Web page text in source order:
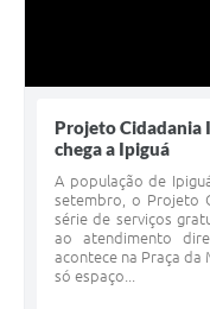
Projeto Cidadania
chega a Ipiguá
A população de
setembro, o Projeto
série de serviços
ao atendimento
acontece na Praça da
só espaço...